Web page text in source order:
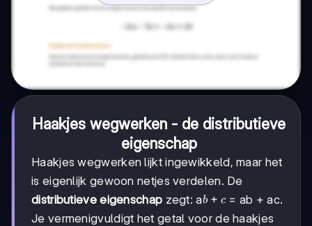
Haakjes wegwerken - de distributieve
eigenschap
Haakjes wegwerken lijkt ingewikkeld, maar het
is eigenlijk gewoon netjes verdelen. De
distributieve eigenschap zegt: ab+c
b + c = ab + ac.
Je vermenigvuldigt het getal voor de haakjes